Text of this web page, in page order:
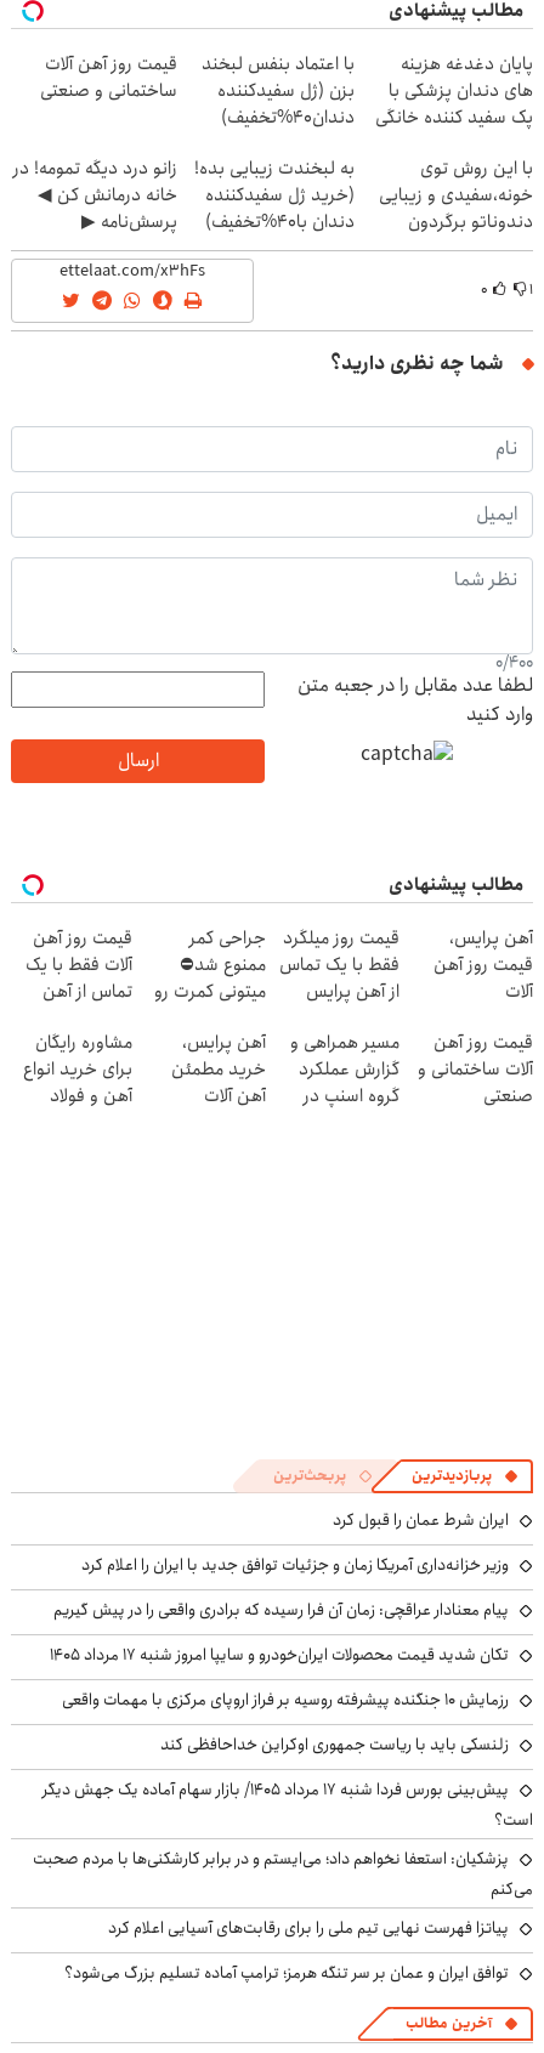
مطالب پیشنهادی
پایان دغدغه هزینه
های دندان پزشکی با
پک سفید کننده خانگی
با اعتماد بنفس لبخند
بزن (ژل سفیدکننده
دندان40%تخفیف)
قیمت روز آهن آلات
ساختمانی و صنعتی
با این روش توی
خونه،سفیدی و زیبایی
دندوناتو برگردون
(40%off)
به لبخندت زیبایی بده!
(خرید ژل سفیدکننده
دندان با40%تخفیف)
زانو درد دیگه تمومه! در
خانه درمانش کن ◀
پرسش‌نامه ▶
۱ ۰
شما چه نظری دارید؟
0/400
لطفا عدد مقابل را در جعبه متن
وارد کنید
ارسال
مطالب پیشنهادی
آهن پرایس،
قیمت روز آهن
آلات
قیمت روز میلگرد
فقط با یک تماس
از آهن پرایس
جراحی کمر
ممنوع شد⛔
میتونی کمرت رو
کنی! 👈🏻
پرسش‌نامه
قیمت روز آهن
آلات فقط با یک
تماس از آهن
قیمت روز آهن
آلات ساختمانی و
صنعتی
مسیر همراهی و
گزارش عملکرد
گروه اسنپ در
آهن پرایس،
خرید مطمئن
آهن آلات
مشاوره رایگان
برای خرید انواع
آهن و فولاد
پربازدیدترین پربحث‌ترین
ایران شرط عمان را قبول کرد
وزیر خزانه‌داری آمریکا زمان و جزئیات توافق جدید با ایران را اعلام کرد
پیام معنادار عراقچی: زمان آن فرا رسیده که برادری واقعی را در پیش گیریم
تکان شدید قیمت محصولات ایران‌خودرو و سایپا امروز شنبه ۱۷ مرداد ۱۴۰۵
رزمایش ۱۰ جنگنده پیشرفته روسیه بر فراز اروپای مرکزی با مهمات واقعی
زلنسکی باید با ریاست جمهوری اوکراین خداحافظی کند
پیش‌بینی بورس فردا شنبه ۱۷ مرداد ۱۴۰۵/ بازار سهام آماده یک جهش دیگر
است؟
پزشکیان: استعفا نخواهم داد؛ می‌ایستم و در برابر کارشکنی‌ها با مردم صحبت
می‌کنم
پیاتزا فهرست نهایی تیم ملی را برای رقابت‌های آسیایی اعلام کرد
توافق ایران و عمان بر سر تنگه هرمز؛ ترامپ آماده تسلیم بزرگ می‌شود؟
آخرین مطالب